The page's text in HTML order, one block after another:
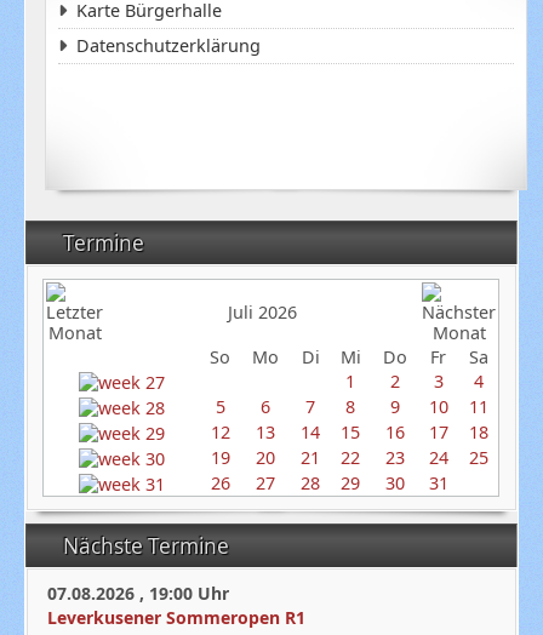
Termine
Juli 2026
So
Mo Di Mi Do Fr
Sa
1
2 3
4
5
6 7 8 9 10
11
12
13 14 15 16 17
18
19
20 21 22 23 24
25
26
27 28 29 30 31
Nächste Termine
07.08.2026 , 19:00 Uhr
Leverkusener Sommeropen R1
Karte Bürgerhalle
Datenschutzerklärung